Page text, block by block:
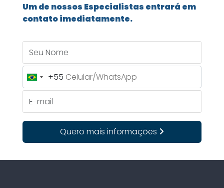
Um de nossos Especialistas entrará em
contato imediatamente.
Brazil
+55
+55
Quero mais informações